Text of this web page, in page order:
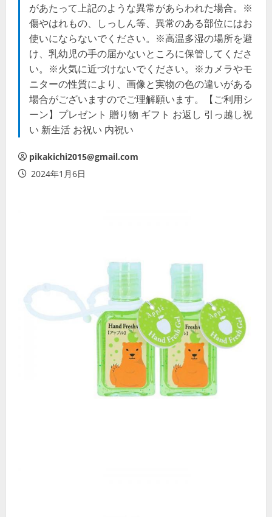
があたって上記のような異常があらわれた場合。※
傷やはれもの、しっしん等、異常のある部位にはお
使いにならないでください。※高温多湿の場所を避
け、乳幼児の手の届かないところに保管してくださ
い。※火気に近づけないでください。※カメラやモ
ニターの性質により、画像と実物の色の違いがある
場合がございますのでご理解願います。【ご利用シ
ーン】プレゼント 贈り物 ギフト お返し 引っ越し祝
い 新生活 お祝い 内祝い
pikakichi2015@gmail.com
2024年1月6日